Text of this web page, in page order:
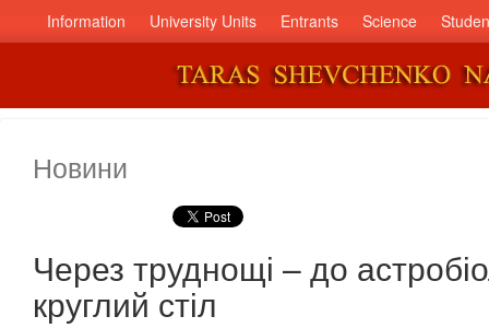
Information University Units Entrants Science
Новини
Через труднощі – до
круглий стіл